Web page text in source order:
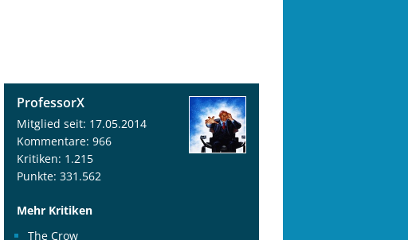
ProfessorX
Mitglied seit: 17.05.2014
Kommentare: 966
Kritiken: 1.215
Punkte: 331.562
Mehr Kritiken
The Crow